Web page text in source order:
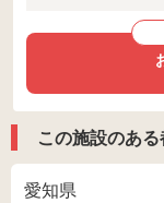
この施設のあ
愛知県